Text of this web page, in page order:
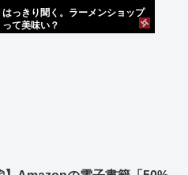
はっきり聞く。ラーメンショップ
って美味い？